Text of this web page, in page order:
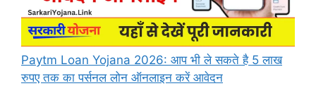
Paytm Loan Yojana 2026: आप भी ले सकते है 5 लाख
रुपए तक का पर्सनल लोन ऑनलाइन करें आवेदन